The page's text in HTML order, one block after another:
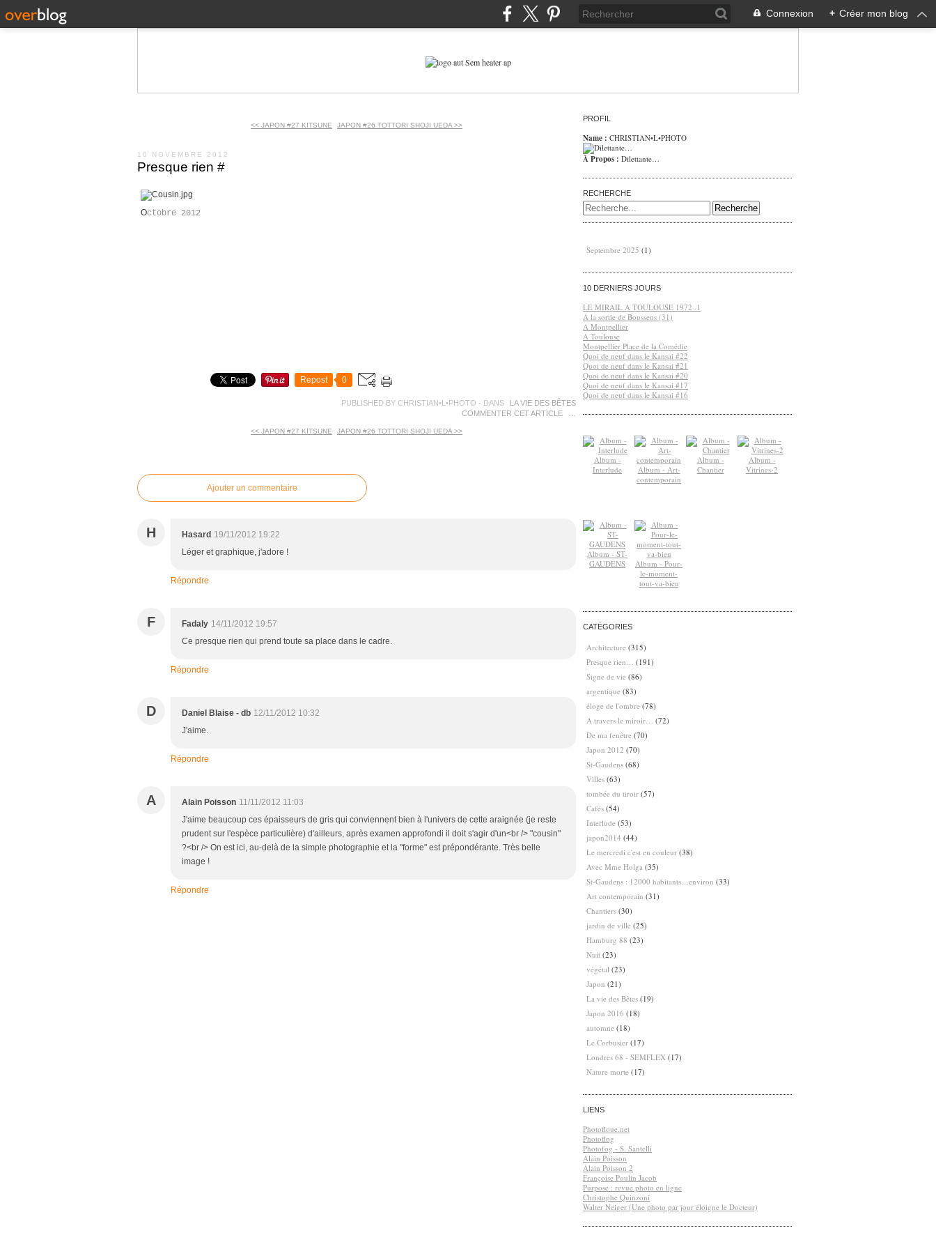
Connexion + Créer mon blog
<< JAPON #27 KITSUNE JAPON #26 TOTTORI SHOJI UEDA >>
10 NOVEMBRE 2012
Presque rien #
Octobre 2012
Repost 0
PUBLISHED BY CHRISTIAN•L•PHOTO - DANS
LA VIE DES BÊTES
COMMENTER CET ARTICLE
<< JAPON #27 KITSUNE JAPON #26 TOTTORI SHOJI UEDA >>
Ajouter un commentaire
H Hasard 19/11/2012 19:22
Léger et graphique, j'adore !
Répondre
F Fadaly 14/11/2012 19:57
Ce presque rien qui prend toute sa place dans le cadre.
Répondre
D Daniel Blaise - db 12/11/2012 10:32
J'aime.
Répondre
A Alain Poisson 11/11/2012 11:03
J'aime beaucoup ces épaisseurs de gris qui conviennent bien à l'univers de cette araignée (je reste
prudent sur l'espèce particulière) d'ailleurs, après examen approfondi il doit s'agir d'un<br /> "cousin"
?<br /> On est ici, au-delà de la simple photographie et la "forme" est prépondérante. Très belle
image !
Répondre
PROFIL
Name : CHRISTIAN•L•PHOTO
À Propos : Dilettante…
RECHERCHE
Septembre 2025 (1)
10 DERNIERS JOURS
LE MIRAIL A TOULOUSE 1972 .1
A la sortie de Boussens (31)
A Montpellier
A Toulouse
Montpellier Place de la Comédie
Quoi de neuf dans le Kansai #22
Quoi de neuf dans le Kansai #21
Quoi de neuf dans le Kansai #20
Quoi de neuf dans le Kansai #17
Quoi de neuf dans le Kansai #16
Album -
Interlude
Album - Art-
contemporain
Album -
Chantier
Album -
Vitrines-2
Album - ST-
GAUDENS
Album - Pour-
le-moment-
tout-va-bien
CATÉGORIES
Architecture (315)
Presque rien…
(191)
Signe de vie (86)
argentique (83)
éloge de l'ombre (78)
A travers le miroir…
(72)
De ma fenêtre (70)
Japon 2012 (70)
St-Gaudens (68)
Villes (63)
tombée du tiroir (57)
Cafés (54)
Interlude (53)
japon2014 (44)
Le mercredi c'est en couleur (38)
Avec Mme Holga (35)
St-Gaudens : 12000 habitants…environ (33)
Art contemporain (31)
Chantiers (30)
jardin de ville (25)
Hamburg 88 (23)
Nuit (23)
végétal (23)
Japon (21)
La vie des Bêtes (19)
Japon 2016 (18)
automne (18)
Le Corbusier (17)
Londres 68 - SEMFLEX (17)
Nature morte (17)
LIENS
Photofloue.net
Photoflog
Photofog - S. Santelli
Alain Poisson
Alain Poisson 2
Françoise Poulin Jacob
Purpose : revue photo en ligne
Christophe Quinzoni
Walter Neiger (Une photo par jour éloigne le Docteur)